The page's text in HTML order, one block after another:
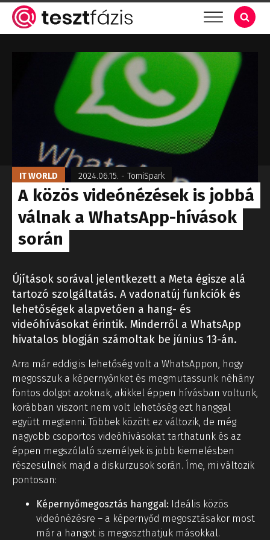
IT WORLD 2024.06.15. - TomiSpark
A közös videónézések is jobbá
válnak a WhatsApp-hívások
során
Újítások sorával jelentkezett a Meta égisze alá
tartozó szolgáltatás. A vadonatúj funkciók és
lehetőségek alapvetően a hang- és
videóhívásokat érintik. Minderről a WhatsApp
hivatalos blogján számoltak be június 13-án.
Arra már eddig is lehetőség volt a WhatsAppon, hogy
megosszuk a képernyőnket és megmutassunk néhány
fontos dolgot azoknak, akikkel éppen hívásban voltunk,
korábban viszont nem volt lehetőség ezt hanggal
együtt megtenni. Többek között ez változik, de még
nagyobb csoportos videóhívásokat tarthatunk és az
éppen megszólaló személyek is jobb kiemelésben
részesülnek majd a diskurzusok során. Íme, mi változik
pontosan:
Képernyőmegosztás hanggal: Ideális közös
videónézésre – a képernyőd megosztásakor most
már a hangot is megoszthatjuk másokkal.